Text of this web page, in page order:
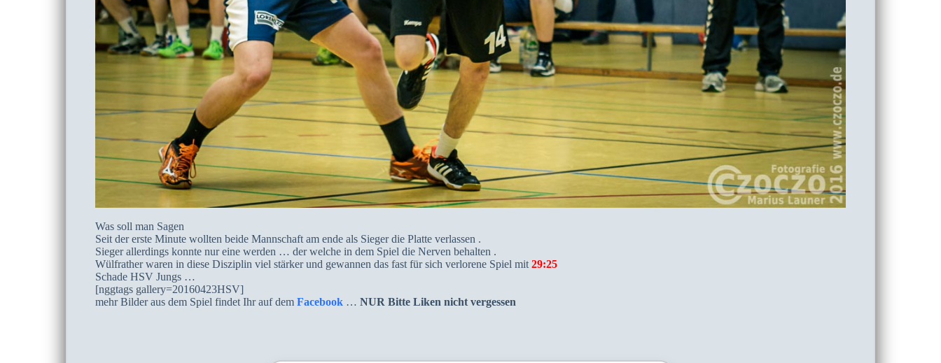
Was soll man Sagen
Seit der erste Minute wollten beide Mannschaft am ende als Sieger die Platte verlassen .
Sieger allerdings konnte nur eine werden … der welche in dem Spiel die Nerven behalten .
Wülfrather waren in diese Disziplin viel stärker und gewannen das fast für sich verlorene Spiel mit29:25
Schade HSV Jungs …
[nggtags gallery=20160423HSV]
mehr Bilder aus dem Spiel findet Ihr auf dem Facebook… NUR Bitte Liken nicht vergessen